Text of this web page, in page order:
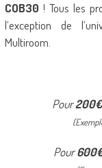
COB30 ! Tous les
l’exception de
Multiroom.
Pour
Pour